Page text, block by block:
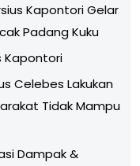
Kapontori Gelar
Padang Kuku
Kapontori
Celebes Lakukan
Tidak Mampu
Dampak &